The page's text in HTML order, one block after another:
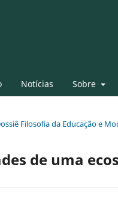
Notícias Sobre
Filosofia da Educação e
de uma